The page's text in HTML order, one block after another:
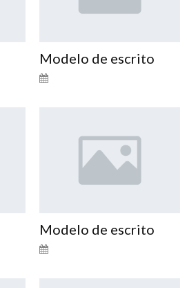
Modelo de escrito
Modelo de escrito